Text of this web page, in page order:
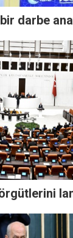
darbe